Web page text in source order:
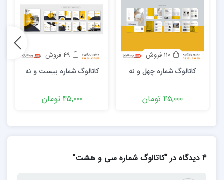
110 فروش
کاتالوگ شماره چهل و نه
45,000 تومان
49 فروش
کاتالوگ شماره بیست و نه
45,000 تومان
4 دیدگاه در “کاتالوگ شماره سی و هشت”